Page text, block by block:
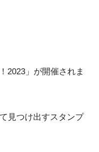
2023」が開催されま
見つけ出すスタンプ